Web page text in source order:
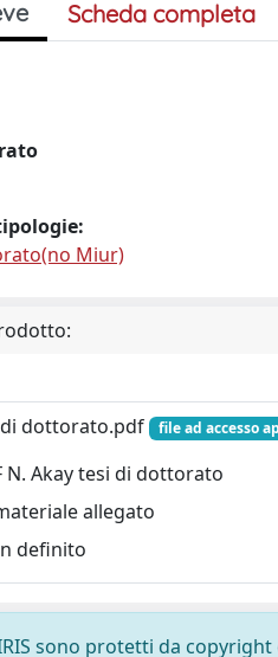
Scheda completa
Miur)
di dottorato.pdf
file ad accesso
N. Akay tesi di dottorato
allegato
definito
sono protetti da